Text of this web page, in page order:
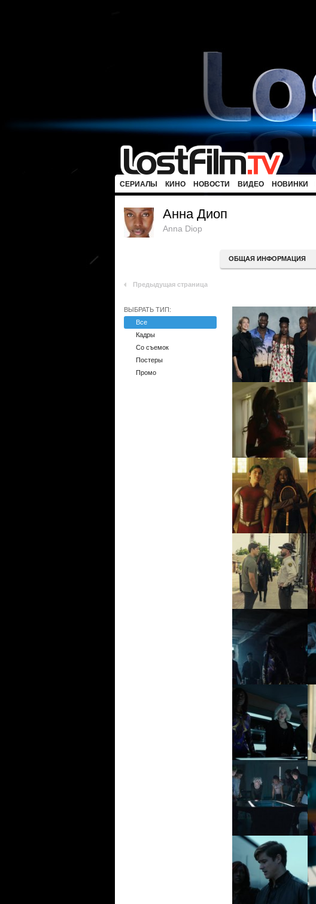
СЕРИАЛЫ КИНО НОВОСТИ ВИДЕО НОВИНКИ
Анна Диоп
Anna Diop
ОБЩАЯ ИНФОРМАЦИЯ
Предыдущая страница
ВЫБРАТЬ ТИП:
Все
Кадры
Со съемок
Постеры
Промо